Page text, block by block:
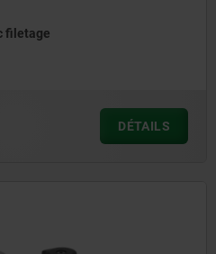
filetage
DÉTAILS